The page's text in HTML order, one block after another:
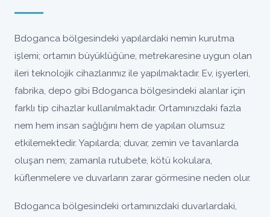
Bdoganca bölgesindeki yapılardaki nemin kurutma
işlemi; ortamın büyüklüğüne, metrekaresine uygun olan
ileri teknolojik cihazlarımız ile yapılmaktadır. Ev, işyerleri,
fabrika, depo gibi Bdoganca bölgesindeki alanlar için
farklı tip cihazlar kullanılmaktadır. Ortamınızdaki fazla
nem hem insan sağlığını hem de yapıları olumsuz
etkilemektedir. Yapılarda; duvar, zemin ve tavanlarda
oluşan nem; zamanla rutubete, kötü kokulara,
küflenmelere ve duvarların zarar görmesine neden olur.
Bdoganca bölgesindeki ortamınızdaki duvarlardaki,